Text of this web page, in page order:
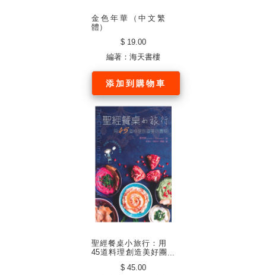
金色年華（中文繁
體）
$ 19.00
編著：海天書樓
添加到購物車
聖經餐桌小旅行：用
45道料理創造美好團
$ 45.00